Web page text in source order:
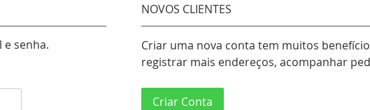
e senha.
NOVOS CLIENTES
Criar uma nova conta tem muitos
registrar mais endereços, acompanhar
Criar Conta